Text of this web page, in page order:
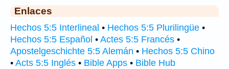
Enlaces
Hechos 5:5 Interlineal • Hechos 5:5 Plurilingüe •
Hechos 5:5 Español • Actes 5:5 Francés •
Apostelgeschichte 5:5 Alemán • Hechos 5:5 Chino
• Acts 5:5 Inglés • Bible Apps • Bible Hub